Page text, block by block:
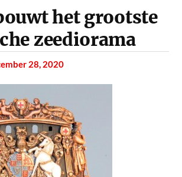
het grootste
zeediorama
28, 2020